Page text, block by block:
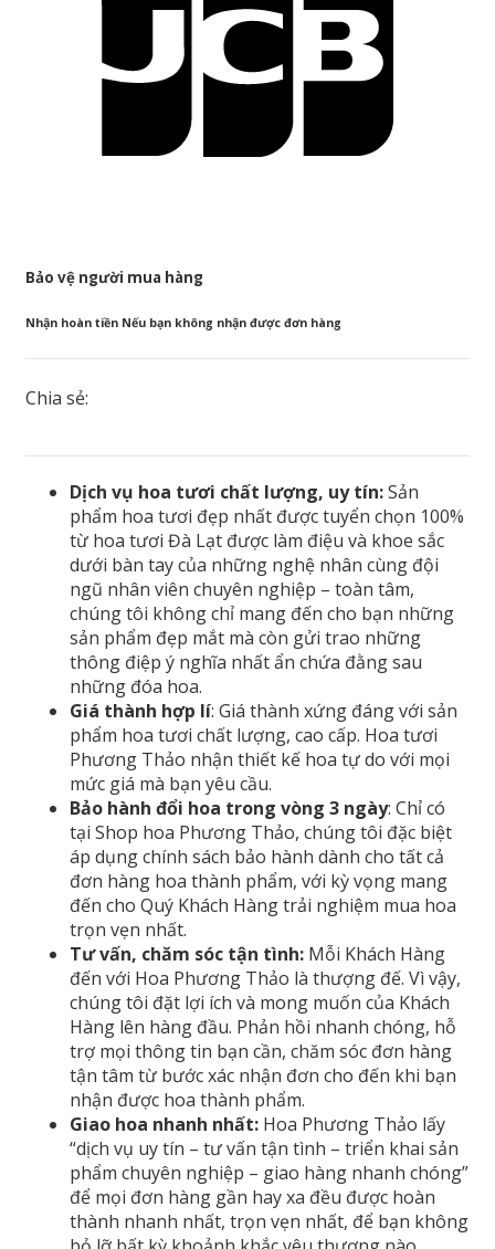
Bảo vệ người mua hàng
Nhận hoàn tiền Nếu bạn không nhận được đơn hàng
Chia sẻ:
Dịch vụ hoa tươi chất lượng, uy tín:Sản
phẩm hoa tươi đẹp nhất được tuyển chọn 100%
từ hoa tươi Đà Lạt được làm điệu và khoe sắc
dưới bàn tay của những nghệ nhân cùng đội
ngũ nhân viên chuyên nghiệp – toàn tâm,
chúng tôi không chỉ mang đến cho bạn những
sản phẩm đẹp mắt mà còn gửi trao những
thông điệp ý nghĩa nhất ẩn chứa đằng sau
những đóa hoa.
Giá thành hợp lí: Giá thành xứng đáng với sản
phẩm hoa tươi chất lượng, cao cấp. Hoa tươi
Phương Thảo nhận thiết kế hoa tự do với mọi
mức giá mà bạn yêu cầu.
Bảo hành đổi hoa trong vòng 3 ngày: Chỉ có
tại Shop hoa Phương Thảo, chúng tôi đặc biệt
áp dụng chính sách bảo hành dành cho tất cả
đơn hàng hoa thành phẩm, với kỳ vọng mang
đến cho Quý Khách Hàng trải nghiệm mua hoa
trọn vẹn nhất.
Tư vấn, chăm sóc tận tình: Mỗi Khách Hàng
đến với Hoa Phương Thảo là thượng đế. Vì vậy,
chúng tôi đặt lợi ích và mong muốn của Khách
Hàng lên hàng đầu. Phản hồi nhanh chóng, hỗ
trợ mọi thông tin bạn cần, chăm sóc đơn hàng
tận tâm từ bước xác nhận đơn cho đến khi bạn
nhận được hoa thành phẩm.
Giao hoa nhanh nhất: Hoa Phương Thảo lấy
“dịch vụ uy tín – tư vấn tận tình – triển khai sản
phẩm chuyên nghiệp – giao hàng nhanh chóng”
để mọi đơn hàng gần hay xa đều được hoàn
thành nhanh nhất, trọn vẹn nhất, để bạn không